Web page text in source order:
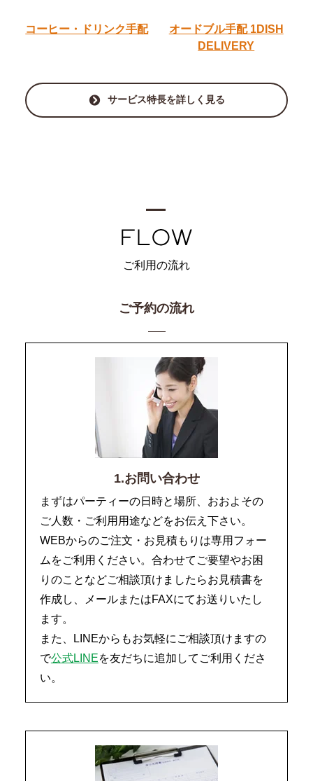
コーヒー・ドリンク手配 オードブル手配1DISH
DELIVERY
サービス特長を詳しく見る
ご利用の流れ
ご予約の流れ
1.お問い合わせ
まずはパーティーの日時と場所、おおよその
ご人数・ご利用用途などをお伝え下さい。
WEBからのご注文・お見積もりは専用フォー
ムをご利用ください。合わせてご要望やお困
りのことなどご相談頂けましたらお見積書を
作成し、メールまたはFAXにてお送りいたし
ます。
また、LINEからもお気軽にご相談頂けますの
で公式LINEを友だちに追加してご利用くださ
い。